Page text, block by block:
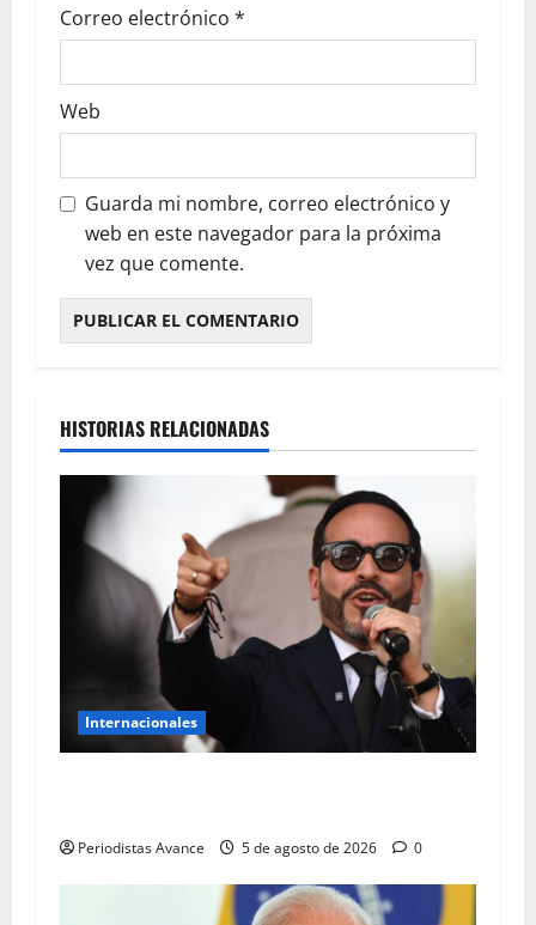
Correo electrónico *
Web
Guarda mi nombre, correo electrónico y
web en este navegador para la próxima
vez que comente.
HISTORIAS RELACIONADAS
Internacionales
Periodistas Avance 5 de agosto de 2026 0